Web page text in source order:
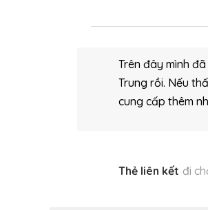
Trên đây mình
Trung rồi. Nếu
cung cấp thêm
Thẻ liên kết đi